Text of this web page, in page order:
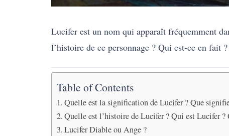
Lucifer est un nom qui apparaît fréquemment
l’histoire de ce personnage ? Qui est-ce en fait
Table of Contents
Quelle est la signification de Lucifer ? Que
Quelle est l’histoire de Lucifer ? Qui est Lucifer ?
Lucifer Diable ou Ange ?